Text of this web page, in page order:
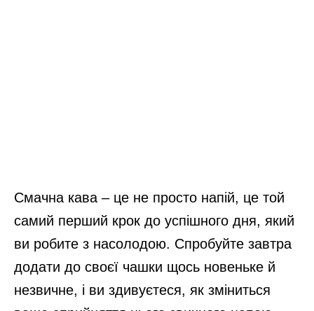
Смачна кава – це не просто напій, це той
самий перший крок до успішного дня, який
ви робите з насолодою. Спробуйте завтра
додати до своєї чашки щось новеньке й
незвичне, і ви здивуєтеся, як зміниться